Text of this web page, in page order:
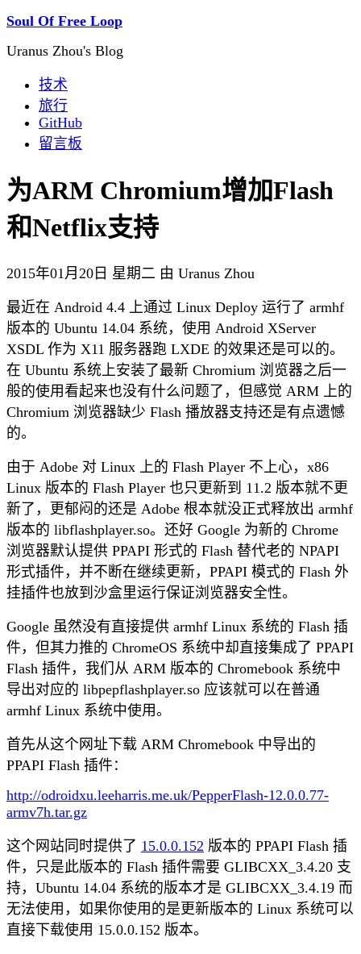
Soul Of Free Loop
Uranus Zhou's Blog
技术
旅行
GitHub
留言板
为ARM Chromium增加Flash
和Netflix支持
2015年01月20日 星期二 由 Uranus Zhou
最近在 Android 4.4 上通过 Linux Deploy 运行了 armhf
版本的 Ubuntu 14.04 系统，使用 Android XServer
XSDL 作为 X11 服务器跑 LXDE 的效果还是可以的。
在 Ubuntu 系统上安装了最新 Chromium 浏览器之后一
般的使用看起来也没有什么问题了，但感觉 ARM 上的
Chromium 浏览器缺少 Flash 播放器支持还是有点遗憾
的。
由于 Adobe 对 Linux 上的 Flash Player 不上心，x86
Linux 版本的 Flash Player 也只更新到 11.2 版本就不更
新了，更郁闷的还是 Adobe 根本就没正式释放出 armhf
版本的 libflashplayer.so。还好 Google 为新的 Chrome
浏览器默认提供 PPAPI 形式的 Flash 替代老的 NPAPI
形式插件，并不断在继续更新，PPAPI 模式的 Flash 外
挂插件也放到沙盒里运行保证浏览器安全性。
Google 虽然没有直接提供 armhf Linux 系统的 Flash 插
件，但其力推的 ChromeOS 系统中却直接集成了 PPAPI
Flash 插件，我们从 ARM 版本的 Chromebook 系统中
导出对应的 libpepflashplayer.so 应该就可以在普通
armhf Linux 系统中使用。
首先从这个网址下载 ARM Chromebook 中导出的
PPAPI Flash 插件：
http://odroidxu.leeharris.me.uk/PepperFlash-12.0.0.77-
armv7h.tar.gz
这个网站同时提供了 15.0.0.152 版本的 PPAPI Flash 插
件，只是此版本的 Flash 插件需要 GLIBCXX_3.4.20 支
持，Ubuntu 14.04 系统的版本才是 GLIBCXX_3.4.19 而
无法使用，如果你使用的是更新版本的 Linux 系统可以
直接下载使用 15.0.0.152 版本。